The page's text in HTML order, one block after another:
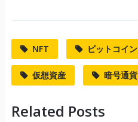
NFT ビットコイン
仮想資産 暗号通貨
Related Posts